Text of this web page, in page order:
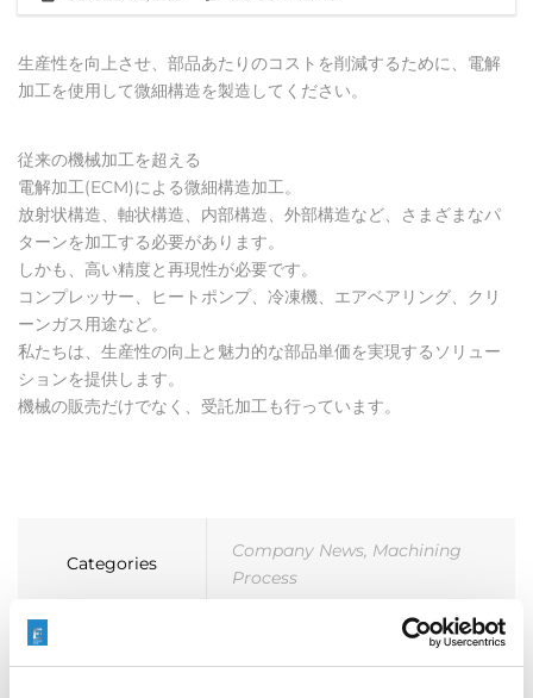
生産性を向上させ、部品あたりのコストを削減するために、電解
加工を使用して微細構造を製造してください。
従来の機械加工を超える
電解加工(ECM)による微細構造加工。
放射状構造、軸状構造、内部構造、外部構造など、さまざまなパ
ターンを加工する必要があります。
しかも、高い精度と再現性が必要です。
コンプレッサー、ヒートポンプ、冷凍機、エアベアリング、クリ
ーンガス用途など。
私たちは、生産性の向上と魅力的な部品単価を実現するソリュー
ションを提供します。
機械の販売だけでなく、受託加工も行っています。
Categories
Company News Machining
Process
ラジアル構造とアキシャル構造